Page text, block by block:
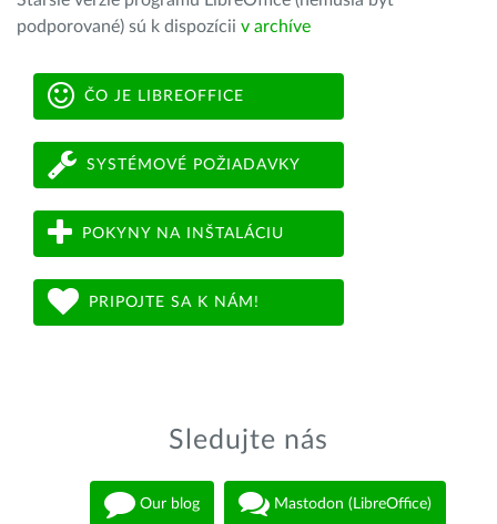
podporované) sú k dispozícii v archíve
ČO JE LIBREOFFICE
SYSTÉMOVÉ POŽIADAVKY
POKYNY NA INŠTALÁCIU
PRIPOJTE SA K NÁM!
Sledujte nás
Our blog Mastodon (LibreOffice)